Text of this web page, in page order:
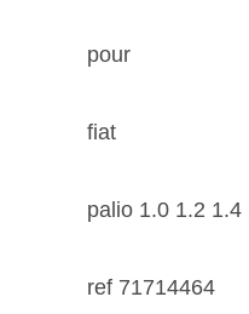
pour
fiat
palio 1.0 1.2 1.4
ref 71714464